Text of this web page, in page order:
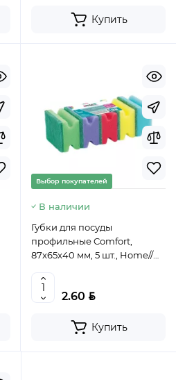
Купить
Выбор покупателей
В наличии
Губки для посуды
профильные Comfort,
87x65x40 мм, 5 шт., Home//
2.60 BYN
Купить